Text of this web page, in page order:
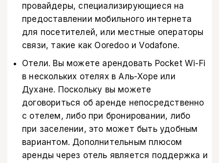
провайдеры, специализирующиеся на
предоставлении мобильного интернета
для посетителей, или местные операторы
связи, такие как Ooredoo и Vodafone.
Отели. Вы можете арендовать Pocket Wi-Fi
в нескольких отелях в Аль-Хоре или
Духане. Поскольку вы можете
договориться об аренде непосредственно
с отелем, либо при бронировании, либо
при заселении, это может быть удобным
вариантом. Дополнительным плюсом
аренды через отель является поддержка и